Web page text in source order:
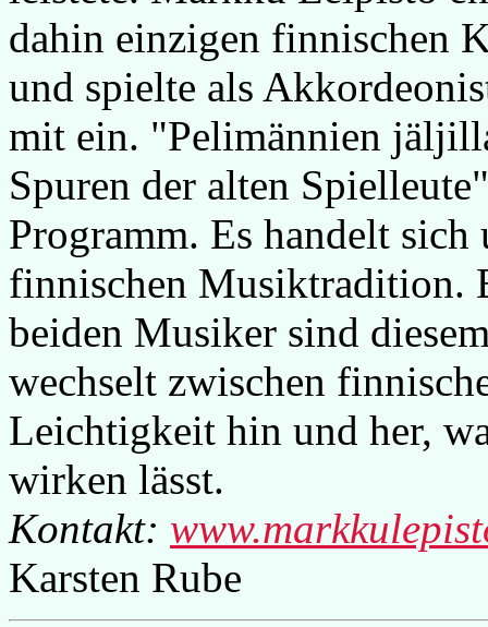
dahin einzigen finnischen
und spielte als
mit ein. "Pelimännien
Spuren der alten
Programm. Es handelt sich
finnischen Musiktradition.
beiden Musiker sind
wechselt zwischen
Leichtigkeit hin und her,
wirken lässt.
Kontakt:
Karsten Rube